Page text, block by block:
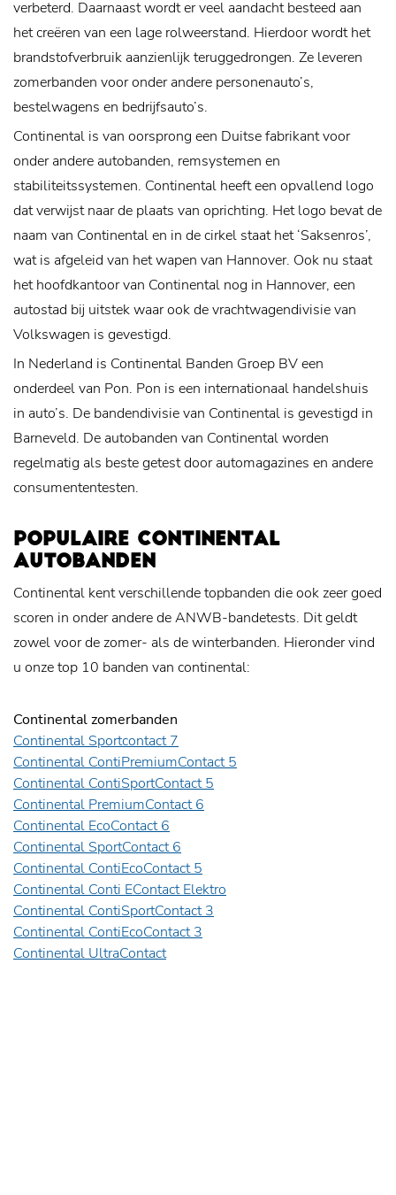
verbeterd. Daarnaast wordt er veel aandacht besteed aan
het creëren van een lage rolweerstand. Hierdoor wordt het
brandstofverbruik aanzienlijk teruggedrongen. Ze leveren
zomerbanden voor onder andere personenauto’s,
bestelwagens en bedrijfsauto’s.
Continental is van oorsprong een Duitse fabrikant voor
onder andere autobanden, remsystemen en
stabiliteitssystemen. Continental heeft een opvallend logo
dat verwijst naar de plaats van oprichting. Het logo bevat de
naam van Continental en in de cirkel staat het ‘Saksenros’,
wat is afgeleid van het wapen van Hannover. Ook nu staat
het hoofdkantoor van Continental nog in Hannover, een
autostad bij uitstek waar ook de vrachtwagendivisie van
Volkswagen is gevestigd.
In Nederland is Continental Banden Groep BV een
onderdeel van Pon. Pon is een internationaal handelshuis
in auto’s. De bandendivisie van Continental is gevestigd in
Barneveld. De autobanden van Continental worden
regelmatig als beste getest door automagazines en andere
consumententesten.
POPULAIRE CONTINENTAL
AUTOBANDEN
Continental kent verschillende topbanden die ook zeer goed
scoren in onder andere de ANWB-bandetests. Dit geldt
zowel voor de zomer- als de winterbanden. Hieronder vind
u onze top 10 banden van continental:
Continental zomerbanden
Continental Sportcontact 7
Continental ContiPremiumContact 5
Continental ContiSportContact 5
Continental PremiumContact 6
Continental EcoContact 6
Continental SportContact 6
Continental ContiEcoContact 5
Continental Conti EContact Elektro
Continental ContiSportContact 3
Continental ContiEcoContact 3
Continental UltraContact